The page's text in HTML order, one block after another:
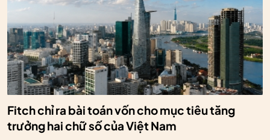
Fitch chỉ ra bài toán vốn cho mục tiêu tăng
trưởng hai chữ số của Việt Nam